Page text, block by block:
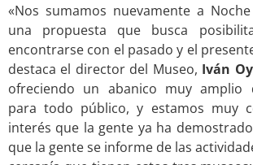
«Nos sumamos nuevamente a
una propuesta que busca
encontrarse con el pasado y el
destaca el director del Museo, Iván
ofreciendo un abanico muy amplio
para todo público, y estamos muy
interés que la gente ya ha
que la gente se informe de las